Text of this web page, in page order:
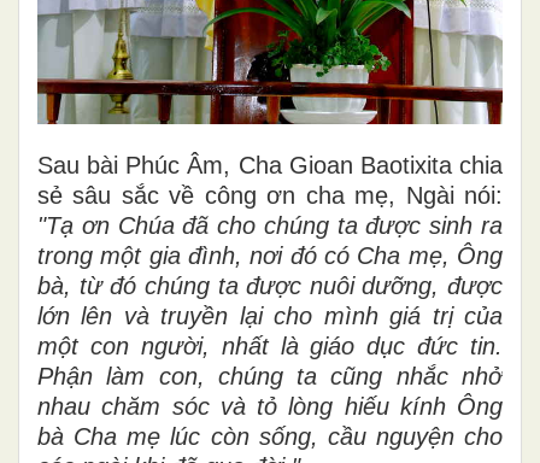
Sau bài Phúc Âm, Cha Gioan Baotixita chia
sẻ sâu sắc về công ơn cha mẹ, Ngài nói:
"Tạ ơn Chúa đã cho chúng ta được sinh ra
trong một gia đình, nơi đó có Cha mẹ, Ông
bà, từ đó chúng ta được nuôi dưỡng, được
lớn lên và truyền lại cho mình giá trị của
một con người, nhất là giáo dục đức tin.
Phận làm con, chúng ta cũng nhắc nhở
nhau chăm sóc và tỏ lòng hiếu kính Ông
bà Cha mẹ lúc còn sống, cầu nguyện cho